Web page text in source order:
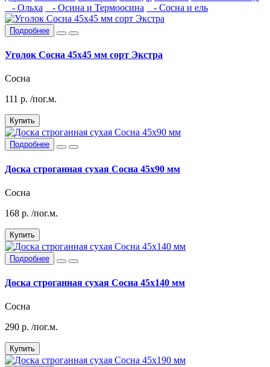
- Ольха
- Осина и Термоосина - Сосна и ель
Подробнее
Уголок Сосна 45х45 мм сорт Экстра
Сосна
111 р. /пог.м.
Купить
Подробнее
Доска строганная сухая Сосна 45х90 мм
Сосна
168 р. /пог.м.
Купить
Подробнее
Доска строганная сухая Сосна 45х140 мм
Сосна
290 р. /пог.м.
Купить